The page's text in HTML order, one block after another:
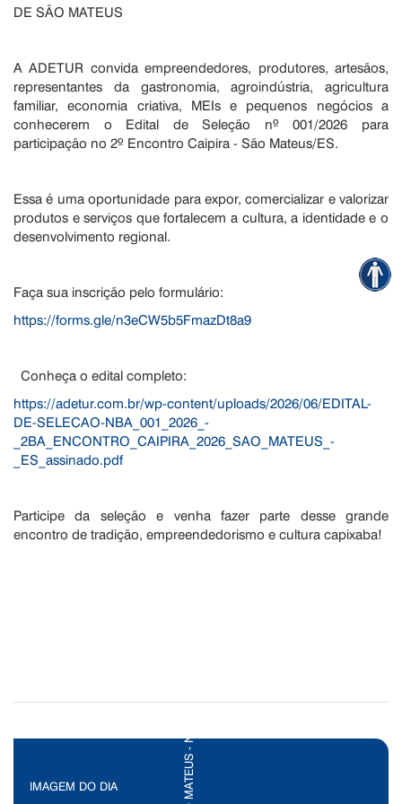
DE SÃO MATEUS
A ADETUR convida empreendedores, produtores, artesãos,
representantes da gastronomia, agroindústria, agricultura
familiar, economia criativa, MEIs e pequenos negócios a
conhecerem o Edital de Seleção nº 001/2026 para
participação no 2º Encontro Caipira - São Mateus/ES.
Essa é uma oportunidade para expor, comercializar e valorizar
produtos e serviços que fortalecem a cultura, a identidade e o
desenvolvimento regional.
Faça sua inscrição pelo formulário:
https://forms.gle/n3eCW5b5FmazDt8a9
Conheça o edital completo:
https://adetur.com.br/wp-content/uploads/2026/06/EDITAL-
DE-SELECAO-NBA_001_2026_-
_2BA_ENCONTRO_CAIPIRA_2026_SAO_MATEUS_-
_ES_assinado.pdf
Participe da seleção e venha fazer parte desse grande
encontro de tradição, empreendedorismo e cultura capixaba!
IMAGEM DO DIA